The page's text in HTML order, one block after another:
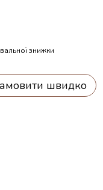
знижки
швидко